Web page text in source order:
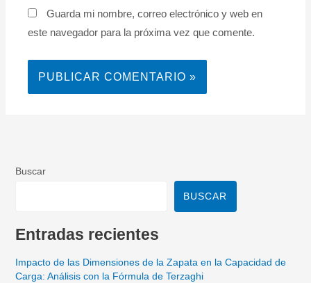
Guarda mi nombre, correo electrónico y web en
este navegador para la próxima vez que comente.
Buscar
BUSCAR
Entradas recientes
Impacto de las Dimensiones de la Zapata en la Capacidad de
Carga: Análisis con la Fórmula de Terzaghi